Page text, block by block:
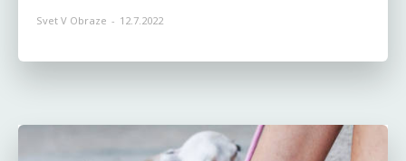
Svet V Obraze - 12.7.2022